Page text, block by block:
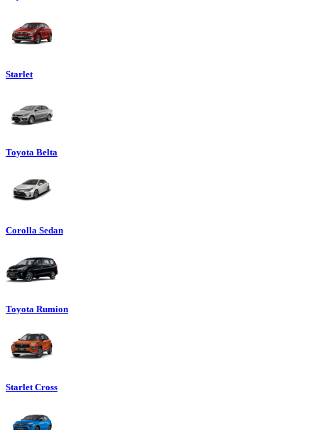
Starlet
Toyota Belta
Corolla Sedan
Toyota Rumion
Starlet Cross